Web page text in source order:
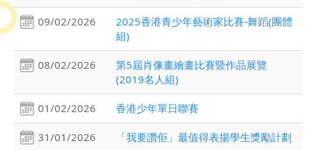
09/02/2026
2025香港青少年藝術家比賽-舞蹈(團體
組)
08/02/2026
第5屆肖像畫繪畫比賽暨作品展覽
(2019名人組)
01/02/2026 香港少年單日聯賽
31/01/2026 「我要讚佢」最值得表揚學生獎勵計劃